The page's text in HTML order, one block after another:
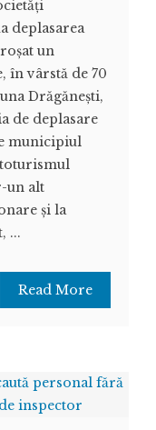
deplasarea
un
în vârstă de 70
Drăgăneşti,
de deplasare
municipiul
un alt
şi la
...
Read More